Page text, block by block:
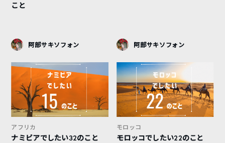
こと
阿部サキソフォン 阿部サキソフォン
アフリカ
ナミビアでしたい32のこと
モロッコ
モロッコでしたい22のこと